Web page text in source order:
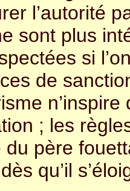
l’autorité
sont plus
si
de
; les
du père
qu’il